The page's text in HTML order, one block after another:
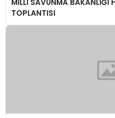
MİLLİ SAVUNMA BAKANLIĞI
TOPLANTISI